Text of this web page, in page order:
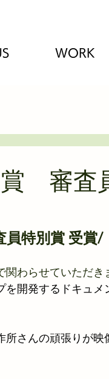
WORK
審査
員特別賞 受賞/
関わらせていただき
を開発するドキュ
所さんの頑張りが